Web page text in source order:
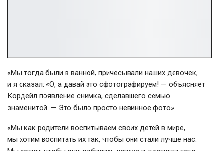
«Мы тогда были в ванной, причесывали наших девочек,
и я сказал: «О, а давай это сфотографируем! — объясняет
Кордейл появление снимка, сделавшего семью
знаменитой. — Это было просто невинное фото».
«Мы как родители воспитываем своих детей в мире,
мы хотим воспитать их так, чтобы они стали лучше нас.